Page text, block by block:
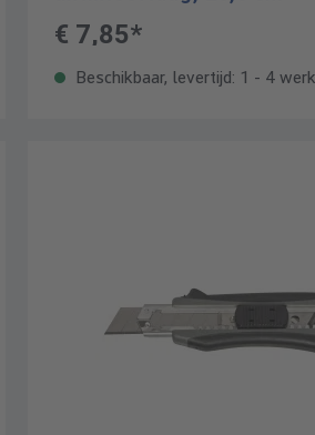
€ 7,85*
Beschikbaar, levertijd: 1 - 4